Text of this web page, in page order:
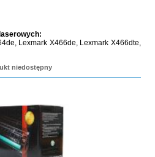
Lexmark X466de, Lexmark X466dte,
niedostępny